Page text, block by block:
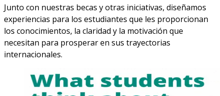
Junto con nuestras becas y otras iniciativas, diseñamos
experiencias para los estudiantes que les proporcionan
los conocimientos, la claridad y la motivación que
necesitan para prosperar en sus trayectorias
internacionales.